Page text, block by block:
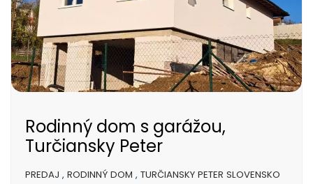
Rodinný dom s garážou,
Turčiansky Peter
PREDAJ , RODINNÝ DOM , TURČIANSKY PETER SLOVENSKO